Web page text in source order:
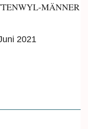
MÄNNER
2021